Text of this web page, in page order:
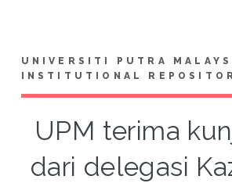
UNIVERSITI PUTRA
INSTITUTIONAL
UPM terima
dari delegasi